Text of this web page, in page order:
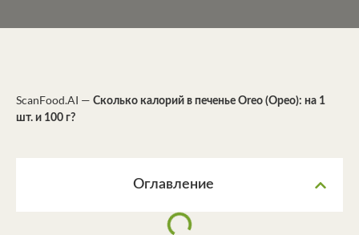
ScanFood.AI — Сколько калорий в печенье Oreo (Орео): на 1
шт. и 100 г?
Оглавление